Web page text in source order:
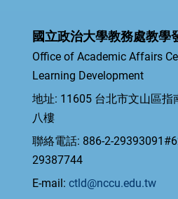
國立政治大學教務處教學
Office of Academic Affairs
Learning Development
地址: 11605 台北市文山區
八樓
聯絡電話: 886-2-
29387744
E-mail: ctld@nccu.edu.tw